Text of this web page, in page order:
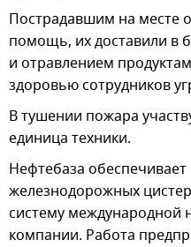
Пострадавшим на месте
помощь, их доставили в
и отравлением
здоровью сотрудников
В тушении пожара
единица техники.
Нефтебаза обеспечивает
железнодорожных
систему международной
компании. Работа